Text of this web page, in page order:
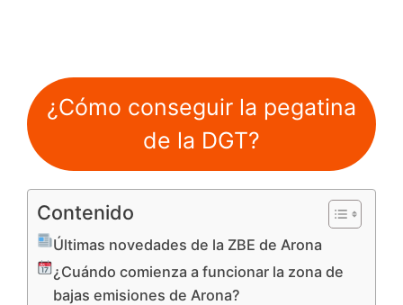
¿Cómo conseguir la pegatina
de la DGT?
Contenido
Últimas novedades de la ZBE de Arona
¿Cuándo comienza a funcionar la zona de
bajas emisiones de Arona?